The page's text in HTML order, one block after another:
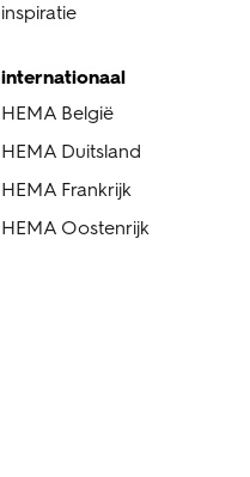
inspiratie
internationaal
HEMA België
HEMA Duitsland
HEMA Frankrijk
HEMA Oostenrijk